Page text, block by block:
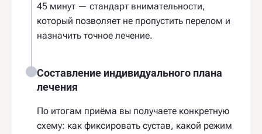
45 минут — стандарт внимательности,
который позволяет не пропустить перелом и
назначить точное лечение.
Составление индивидуального плана
лечения
По итогам приёма вы получаете конкретную
схему: как фиксировать сустав, какой режим